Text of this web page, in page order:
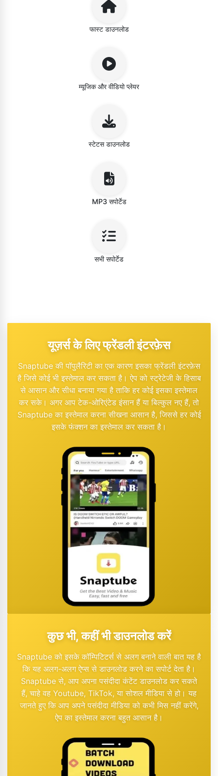
फास्ट डाउनलोड
म्यूजिक और वीडियो प्लेयर
स्टेटस डाउनलोड
MP3 सपोर्टेड
सभी सपोर्टेड
यूज़र्स के लिए फ्रेंडली इंटरफ़ेस
Snaptube की पॉपुलैरिटी का एक कारण इसका फ्रेंडली इंटरफ़ेस
है जिसे कोई भी इस्तेमाल कर सकता है। ऐप को स्ट्रेटेजी के हिसाब
से आसान और सीधा बनाया गया है ताकि हर कोई इसका इस्तेमाल
कर सके। अगर आप टेक-ओरिएंटेड इंसान हैं या बिल्कुल नए हैं, तो
Snaptube का इस्तेमाल करना सीखना आसान है, जिससे हर कोई
इसके फंक्शन का इस्तेमाल कर सकता है।
कुछ भी, कहीं भी डाउनलोड करें
Snaptube को इसके कॉम्पिटिटर्स से अलग बनाने वाली बात यह है
कि यह अलग-अलग ऐप्स से डाउनलोड करने का सपोर्ट देता है।
Snaptube से, आप अपना पसंदीदा कंटेंट डाउनलोड कर सकते
हैं, चाहे वह Youtube, TikTok, या सोशल मीडिया से हो। यह
जानते हुए कि आप अपने पसंदीदा मीडिया को कभी मिस नहीं करेंगे,
ऐप का इस्तेमाल करना बहुत आसान है।